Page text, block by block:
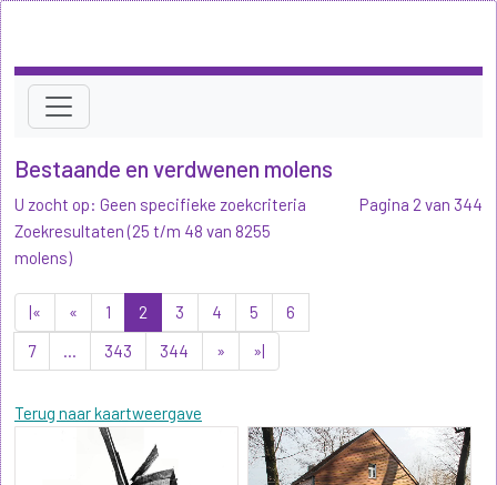
Bestaande en verdwenen molens
U zocht op: Geen specifieke zoekcriteria
Zoekresultaten (25 t/m 48 van 8255
molens)
|« « 1 2 3 4 5
6
7
... 343 344 » »|
Terug naar kaartweergave
Pagina 2 van 344